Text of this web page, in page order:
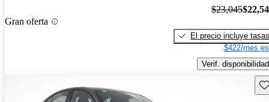
Gran oferta
$23,045
El precio incluye tasas
$422/mes
Verif. disponibilidad